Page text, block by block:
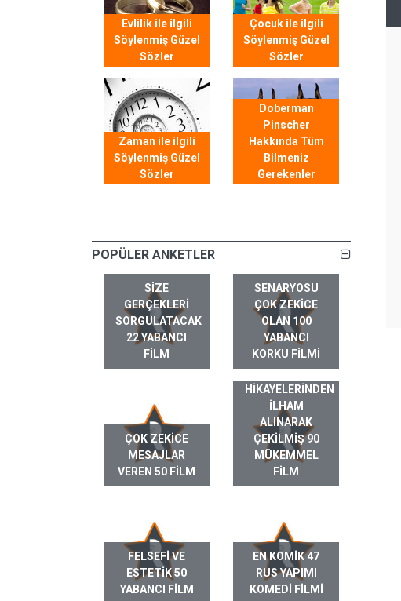
Evlilik ile ilgili
Söylenmiş Güzel
Sözler
Çocuk ile ilgili
Söylenmiş Güzel
Sözler
Zaman ile ilgili
Söylenmiş Güzel
Sözler
Doberman
Pinscher
Hakkında Tüm
Bilmeniz
Gerekenler
POPÜLER ANKETLER
SIZE
GERÇEKLERI
SORGULATACAK
22 YABANCI
FILM
SENARYOSU
ÇOK ZEKICE
OLAN 100
YABANCI
KORKU FILMI
ÇOK ZEKICE
MESAJLAR
VEREN 50 FILM
GERÇEK HAYAT
HIKAYELERINDEN
ILHAM
ALINARAK
ÇEKILMIŞ 90
MÜKEMMEL
FILM
FELSEFI VE
ESTETIK 50
YABANCI FILM
EN KOMIK 47
RUS YAPIMI
KOMEDI FILMI